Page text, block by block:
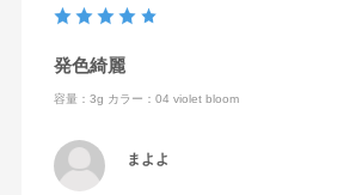
発色綺麗
容量：3g カラー：04 violet bloom
まよよ